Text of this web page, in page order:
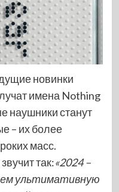
новинки
имена Nothing
наушники станут
– их более
масс.
так:«2024 –
ультимативную